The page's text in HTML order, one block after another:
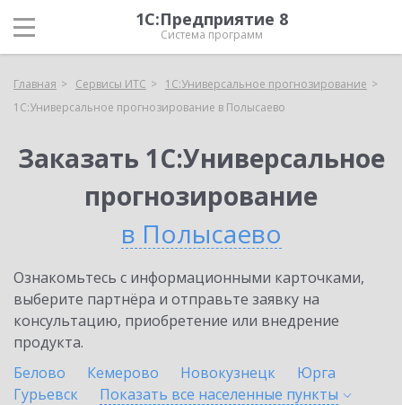
1С:Предприятие 8
Система программ
Главная Сервисы ИТС
1С:Универсальное прогнозирование
1С:Универсальное прогнозирование в Полысаево
Заказать 1С:Универсальное
прогнозирование
в Полысаево
Ознакомьтесь с информационными карточками,
выберите партнёра и отправьте заявку на
консультацию, приобретение или внедрение
продукта.
Белово
Кемерово Новокузнецк
Юрга
Гурьевск
Показать все населенные пункты